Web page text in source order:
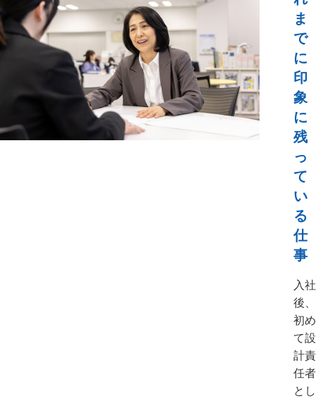
ま
で
に
印
象
に
残
っ
て
い
る
仕
事
入社
後、
初め
て設
計責
任者
とし